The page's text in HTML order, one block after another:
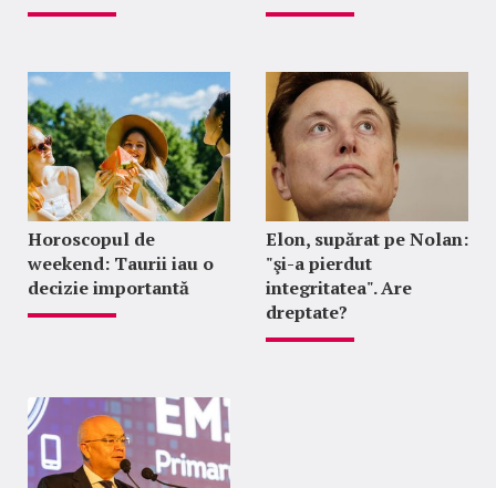
Horoscopul de
weekend: Taurii iau o
decizie importantă
Elon, supărat pe Nolan:
"şi-a pierdut
integritatea". Are
dreptate?